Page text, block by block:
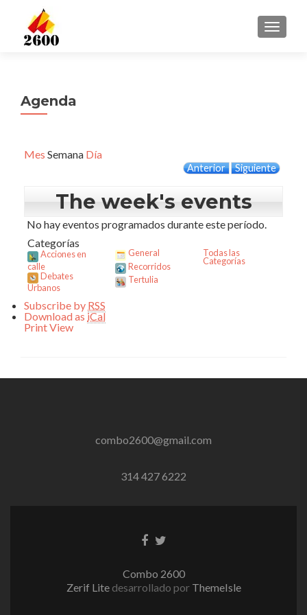
Agenda
Mes Semana Día
Anterior Siguiente
The week's events
No hay eventos programados durante este período.
Categorías
Acciones en
calle
Debates
Urbanos
General
Recorridos
Tertulia
Todas las
Categorías
Subscribe by RSS
Download as iCal
PrintView
combo2600@gmail.com
314 427 6222
EnlaceEnlace
Combo 2600
Zerif Lite desarrollado por ThemeIsle